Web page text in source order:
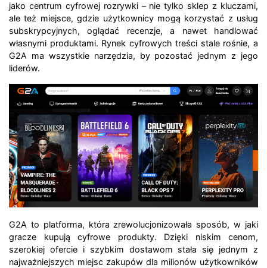
jako centrum cyfrowej rozrywki – nie tylko sklep z kluczami,
ale też miejsce, gdzie użytkownicy mogą korzystać z usług
subskrypcyjnych, oglądać recenzje, a nawet handlować
własnymi produktami. Rynek cyfrowych treści stale rośnie, a
G2A ma wszystkie narzędzia, by pozostać jednym z jego
liderów.
G2A to platforma, która zrewolucjonizowała sposób, w jaki
gracze kupują cyfrowe produkty. Dzięki niskim cenom,
szerokiej ofercie i szybkim dostawom stała się jednym z
najważniejszych miejsc zakupów dla milionów użytkowników